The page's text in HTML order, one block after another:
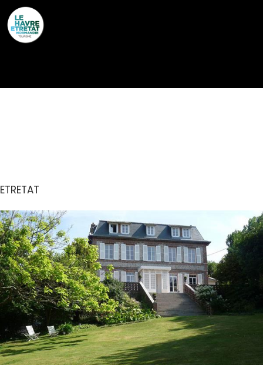
ETRETAT
Cookies management panel